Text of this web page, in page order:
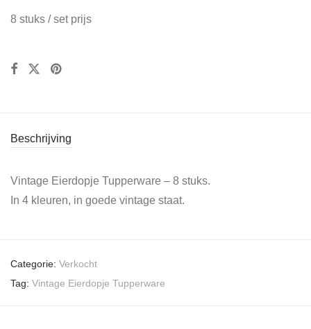
8 stuks / set prijs
Beschrijving
Vintage Eierdopje Tupperware – 8 stuks.
In 4 kleuren, in goede vintage staat.
Categorie: Verkocht
Tag: Vintage Eierdopje Tupperware